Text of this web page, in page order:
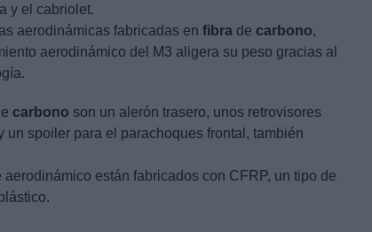
y el cabriolet.
aerodinámicas fabricadas en fibra de carbono,
aerodinámico del M3 aligera su peso gracias al
carbono son un alerón trasero, unos retrovisores
un spoiler para el parachoques frontal, también
están fabricados con CFRP, un tipo de